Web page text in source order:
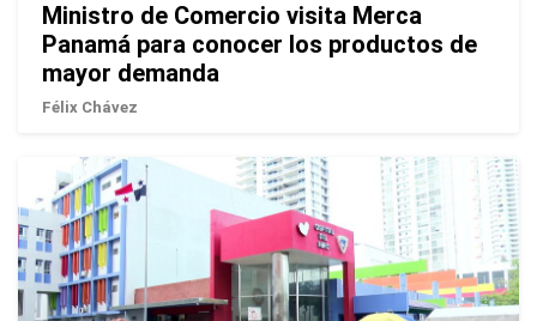
Ministro de Comercio visita Merca
Panamá para conocer los productos de
mayor demanda
Félix Chávez